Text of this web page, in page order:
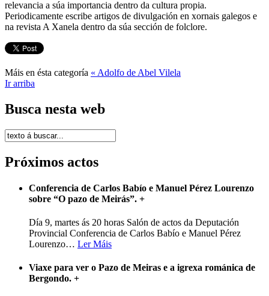
relevancia a súa importancia dentro da cultura propia.
Periodicamente escribe artigos de divulgación en xornais galegos e
na revista A Xanela dentro da súa sección de folclore.
Máis en ésta categoría « Adolfo de Abel Vilela
Ir arriba
Busca nesta web
Próximos actos
Conferencia de Carlos Babío e Manuel Pérez Lourenzo
sobre “O pazo de Meirás”. +
Día 9, martes ás 20 horas Salón de actos da Deputación
Provincial Conferencia de Carlos Babío e Manuel Pérez
Lourenzo… Ler Máis
Viaxe para ver o Pazo de Meiras e a igrexa románica de
Bergondo. +